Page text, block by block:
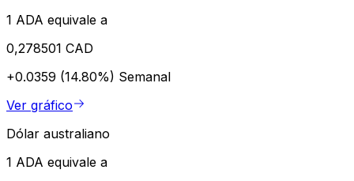
1 ADA equivale a
0,278501 CAD
+0.0359 (14.80%) Semanal
Ver gráfico
Dólar australiano
1 ADA equivale a